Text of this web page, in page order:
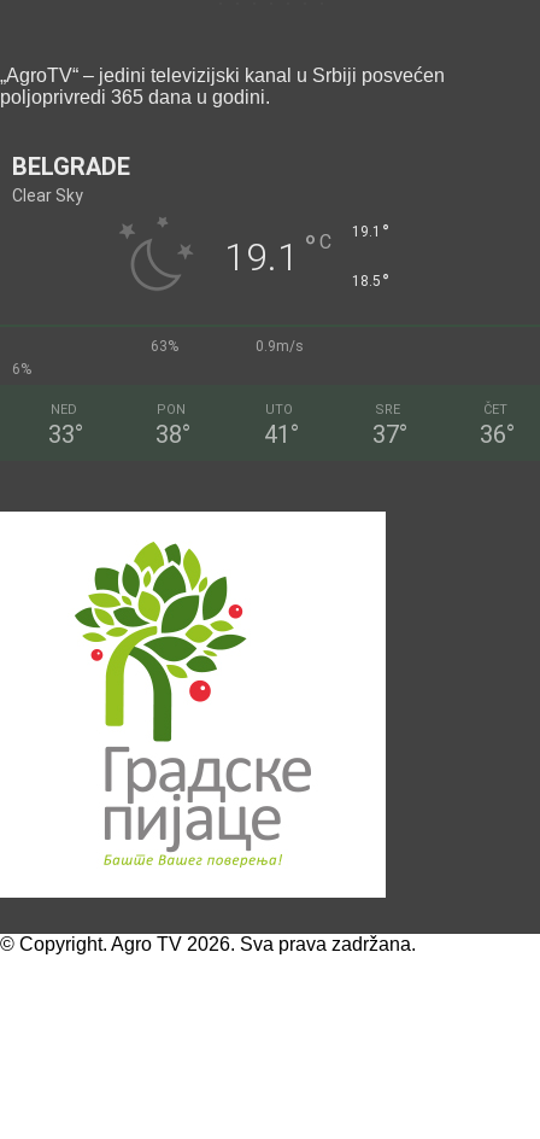
„AgroTV“ – jedini televizijski kanal u Srbiji posvećen
poljoprivredi 365 dana u godini.
BELGRADE
Clear Sky
19.1 ° C 19.1 °
18.5 °
63%
0.9m/s
6%
NED
33°
PON
38°
UTO
41 °
SRE
37°
ČET
36°
© Copyright. Agro TV 2026. Sva prava zadržana.